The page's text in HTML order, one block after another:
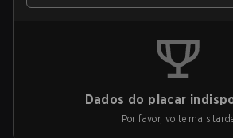
Dados do placar
Por favor, volte mais